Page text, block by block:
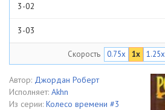
3-02
3-03
3-05
3-06
Скорость 0.75x 1x 1.25x
Автор: Джордан Роберт
Исполняет: Akhn
Из серии: Колесо времени #3